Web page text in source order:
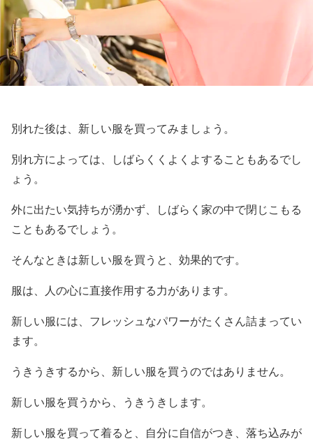
別れた後は、新しい服を買ってみましょう。
別れ方によっては、しばらくくよくよすることもあるでし
ょう。
外に出たい気持ちが湧かず、しばらく家の中で閉じこもる
こともあるでしょう。
そんなときは新しい服を買うと、効果的です。
服は、人の心に直接作用する力があります。
新しい服には、フレッシュなパワーがたくさん詰まってい
ます。
うきうきするから、新しい服を買うのではありません。
新しい服を買うから、うきうきします。
新しい服を買って着ると、自分に自信がつき、落ち込みが